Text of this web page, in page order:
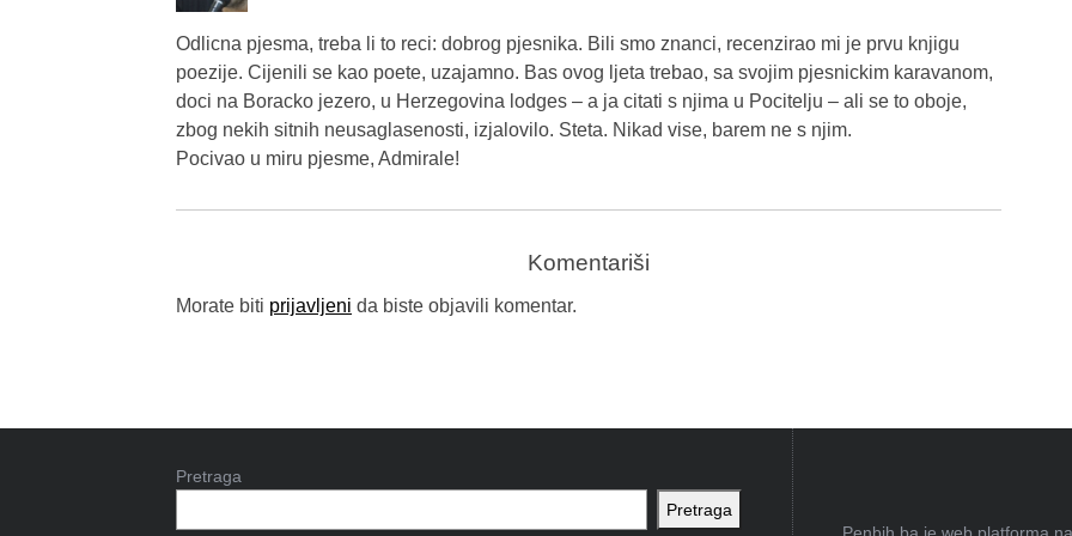
Odlicna pjesma, treba li to reci: dobrog pjesnika. Bili smo znanci, recenzirao mi je prvu knjigu
poezije. Cijenili se kao poete, uzajamno. Bas ovog ljeta trebao, sa svojim pjesnickim karavanom,
doci na Boracko jezero, u Herzegovina lodges – a ja citati s njima u Pocitelju – ali se to oboje,
zbog nekih sitnih neusaglasenosti, izjalovilo. Steta. Nikad vise, barem ne s njim.
Pocivao u miru pjesme, Admirale!
Komentariši
Morate biti prijavljeni da biste objavili komentar.
Pretraga
Pretraga